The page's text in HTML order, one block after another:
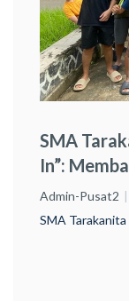
SMA
In”:
Melalui
Admin-Pusat2
SMA Tarakanita